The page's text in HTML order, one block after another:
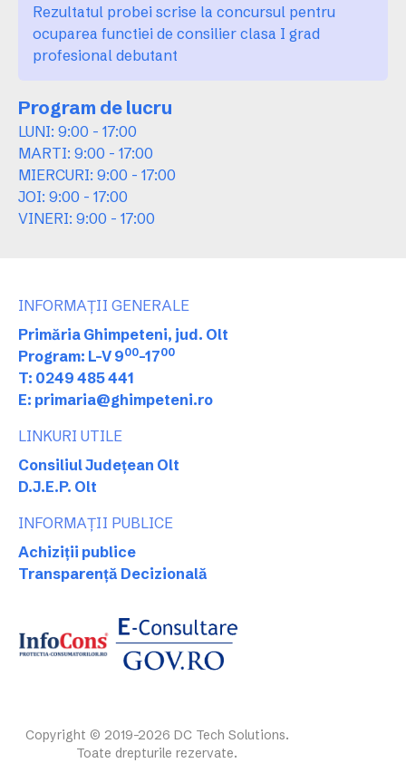
Rezultatul probei scrise la concursul pentru
ocuparea functiei de consilier clasa I grad
profesional debutant
Program de lucru
LUNI: 9:00 - 17:00
MARTI: 9:00 - 17:00
MIERCURI: 9:00 - 17:00
JOI: 9:00 - 17:00
VINERI: 9:00 - 17:00
INFORMAȚII GENERALE
Primăria Ghimpeteni, jud. Olt
Program: L-V 900-1700
T: 0249 485 441
E: primaria@ghimpeteni.ro
LINKURI UTILE
Consiliul Județean Olt
D.J.E.P. Olt
INFORMAȚII PUBLICE
Achiziții publice
Transparență Decizională
Copyright © 2019-2026 DC Tech Solutions.
Toate drepturile rezervate.